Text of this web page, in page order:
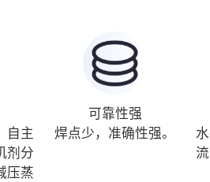
自主
剂分
压蒸
可靠性强
焊点少，准确性强。